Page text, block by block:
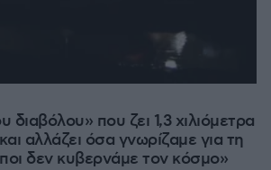
διαβόλου» που ζει 1,3 χιλιόμετρα
αλλάζει όσα γνωρίζαμε για τη
δεν κυβερνάμε τον κόσμο»